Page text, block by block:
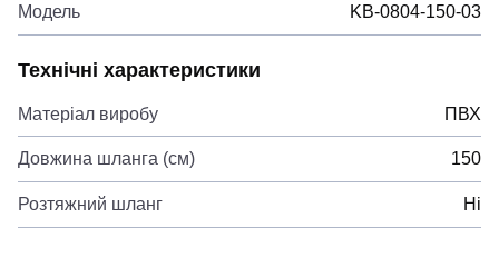
Модель KB-0804-150-03
Технічні характеристики
Матеріал виробу ПВХ
Довжина шланга (см) 150
Розтяжний шланг Ні